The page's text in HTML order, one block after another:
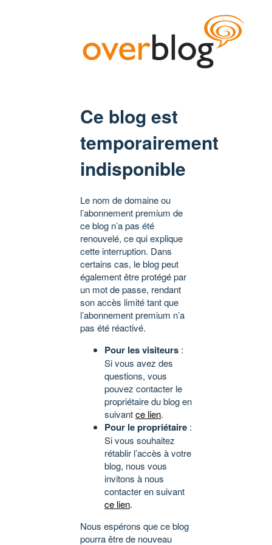
Ce blog est
temporairement
indisponible
Le nom de domaine ou
l’abonnement premium de
ce blog n’a pas été
renouvelé, ce qui explique
cette interruption. Dans
certains cas, le blog peut
également être protégé par
un mot de passe, rendant
son accès limité tant que
l’abonnement premium n’a
pas été réactivé.
Pour les visiteurs :
Si vous avez des
questions, vous
pouvez contacter le
propriétaire du blog en
suivantce lien.
Pour le propriétaire :
Si vous souhaitez
rétablir l’accès à votre
blog, nous vous
invitons à nous
contacter en suivant
ce lien.
Nous espérons que ce blog
pourra être de nouveau